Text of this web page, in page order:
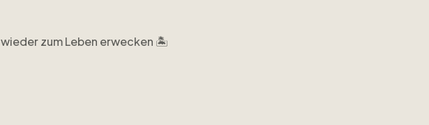
wiederzumLeben erwecken 🏝️